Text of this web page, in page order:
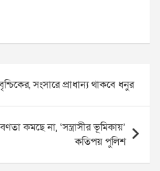
সংসারে প্রাধান্য থাকবে ধনুর
কমছে না, ‘সন্ত্রাসীর ভূমিকায়’
কতিপয় পুলিশ